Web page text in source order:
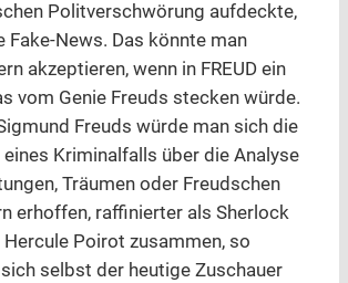
Politverschwörung aufdeckte,
Fake-News. Das könnte man
akzeptieren, wenn in FREUD ein
vom Genie Freuds stecken würde.
Freuds würde man sich die
Kriminalfalls über die Analyse
Träumen oder Freudschen
erhoffen, raffinierter als Sherlock
Hercule Poirot zusammen, so
selbst der heutige Zuschauer